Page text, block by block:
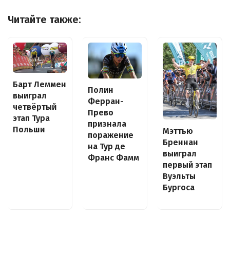
Читайте также:
Барт Леммен
выиграл
четвёртый
этап Тура
Польши
Полин
Ферран-
Прево
признала
поражение
на Тур де
Франс Фамм
Мэттью
Бреннан
выиграл
первый этап
Вуэльты
Бургоса